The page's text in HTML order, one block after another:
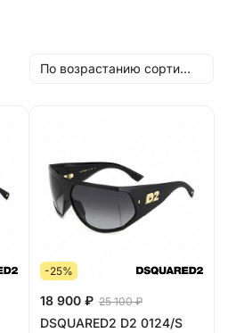
По возрастанию сортировки
-25%
18 900 ₽ 25 100 ₽
DSQUARED2 D2 0124/S